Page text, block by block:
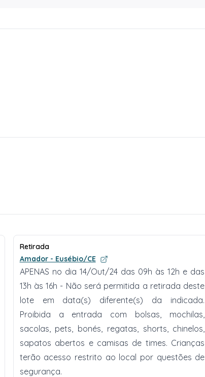
Retirada
Amador - Eusébio/CE
APENAS no dia 14/Out/24 das 09h às 12h e das
13h às 16h - Não será permitida a retirada deste
lote em data(s) diferente(s) da indicada.
Proibida a entrada com bolsas, mochilas,
sacolas, pets, bonés, regatas, shorts, chinelos,
sapatos abertos e camisas de times. Crianças
terão acesso restrito ao local por questões de
segurança.